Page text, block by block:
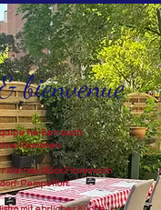
bienvenue
heißen euch
willkommen.
kleines Stück Frankreich
Pempelfort.